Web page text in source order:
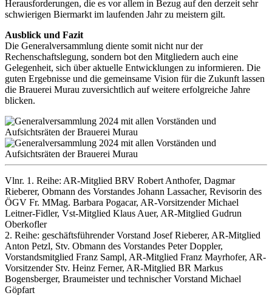
Herausforderungen, die es vor allem in Bezug auf den derzeit sehr
schwierigen Biermarkt im laufenden Jahr zu meistern gilt.
Ausblick und Fazit
Die Generalversammlung diente somit nicht nur der
Rechenschaftslegung, sondern bot den Mitgliedern auch eine
Gelegenheit, sich über aktuelle Entwicklungen zu informieren. Die
guten Ergebnisse und die gemeinsame Vision für die Zukunft lassen
die Brauerei Murau zuversichtlich auf weitere erfolgreiche Jahre
blicken.
Vlnr. 1. Reihe: AR-Mitglied BRV Robert Anthofer, Dagmar
Rieberer, Obmann des Vorstandes Johann Lassacher, Revisorin des
ÖGV Fr. MMag. Barbara Pogacar, AR-Vorsitzender Michael
Leitner-Fidler, Vst-Mitglied Klaus Auer, AR-Mitglied Gudrun
Oberkofler
2. Reihe: geschäftsführender Vorstand Josef Rieberer, AR-Mitglied
Anton Petzl, Stv. Obmann des Vorstandes Peter Doppler,
Vorstandsmitglied Franz Sampl, AR-Mitglied Franz Mayrhofer, AR-
Vorsitzender Stv. Heinz Ferner, AR-Mitglied BR Markus
Bogensberger, Braumeister und technischer Vorstand Michael
Göpfart